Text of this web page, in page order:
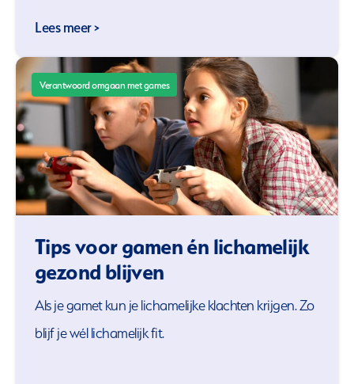
Lees meer >
Verantwoord omgaan met games
Tips voor gamen én lichamelijk
gezond blijven
Als je gamet kun je lichamelijke klachten krijgen. Zo
blijf je wél lichamelijk fit.